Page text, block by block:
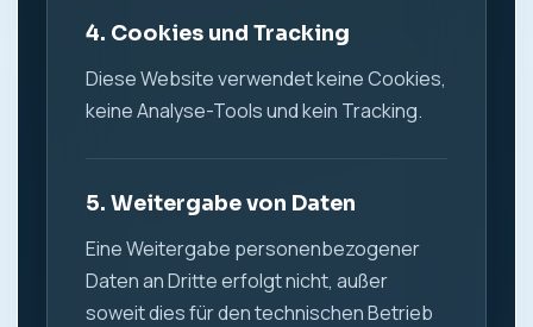
4. Cookies und Tracking
Diese Website verwendet keine Cookies,
keine Analyse-Tools und kein Tracking.
5. Weitergabe von Daten
Eine Weitergabe personenbezogener
Daten an Dritte erfolgt nicht, außer
soweit dies für den technischen Betrieb